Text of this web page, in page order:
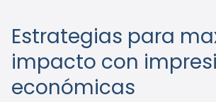
Estrategias para
impacto con
económicas